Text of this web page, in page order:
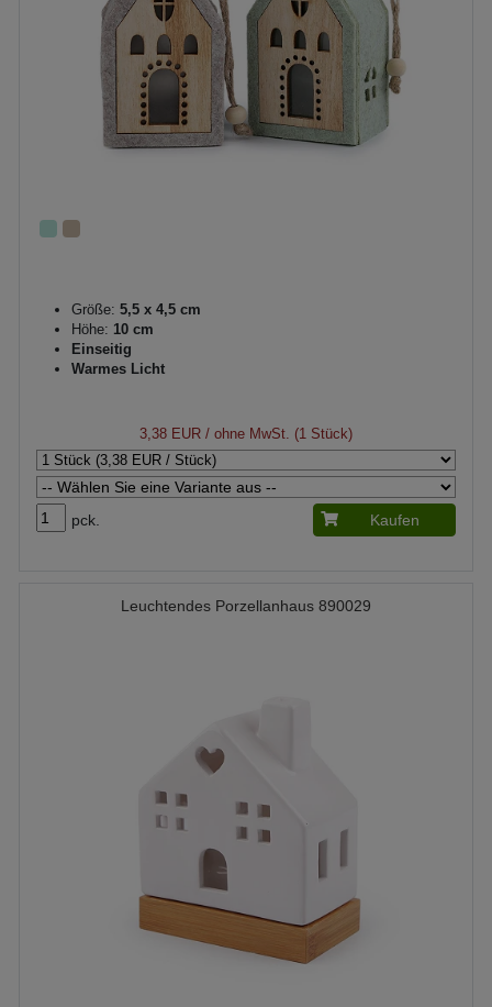
Größe: 5,5 x 4,5 cm
Höhe: 10 cm
Einseitig
Warmes Licht
3,38 EUR / ohne MwSt. (1 Stück)
pck. Kaufen
Leuchtendes Porzellanhaus 890029